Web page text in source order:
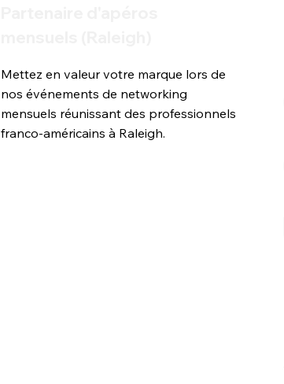
Mettez en valeur votre marque lors de
nos événements de networking
mensuels réunissant des professionnels
franco-américains à Raleigh.